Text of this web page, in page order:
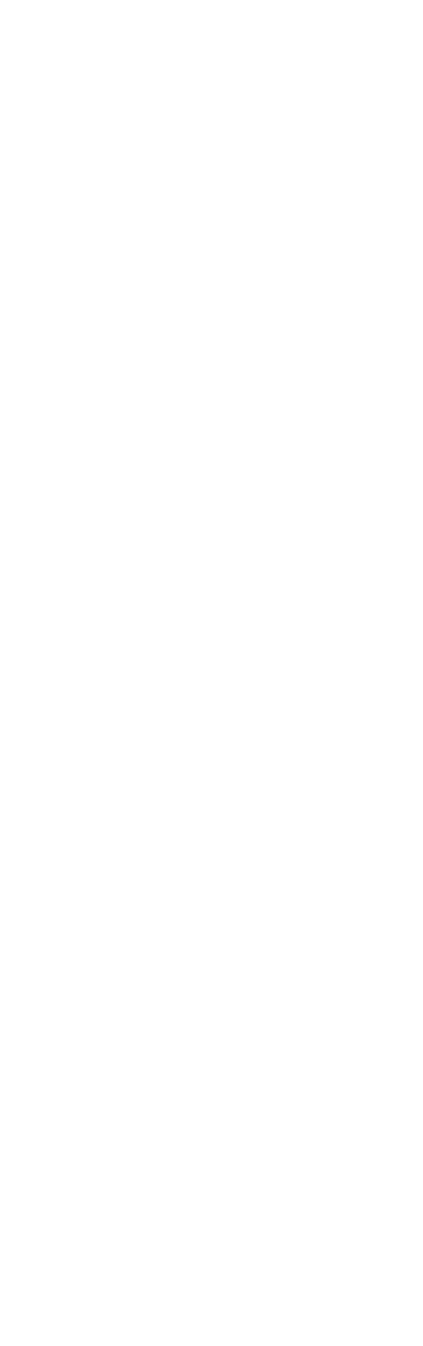
ご了承ください。
とをご了承くださ
い。
いようお願いしま
ーズにご登録され
当社の共同利用者
ことをご了承くだ
。
品です。
はありません。
品です。
を得ず変更すること
ではありません。
製品に未対応品が
2022年1月12日よ
ル類) : 1000ppm、
) : 1000ppm、
ぼさない年数を意
者に通知します。
は、取り引きをい